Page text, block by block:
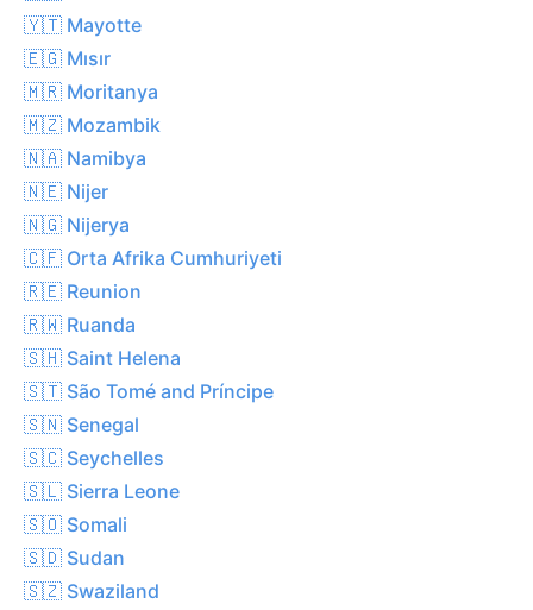
🇾🇹 Mayotte
🇪🇬 Mısır
🇲🇷 Moritanya
🇲🇿 Mozambik
🇳🇦 Namibya
🇳🇪 Nijer
🇳🇬 Nijerya
🇨🇫 Orta Afrika Cumhuriyeti
🇷🇪 Reunion
🇷🇼 Ruanda
🇸🇭 Saint Helena
🇸🇹 São Tomé and Príncipe
🇸🇳 Senegal
🇸🇨 Seychelles
🇸🇱 Sierra Leone
🇸🇴 Somali
🇸🇩 Sudan
🇸🇿 Swaziland